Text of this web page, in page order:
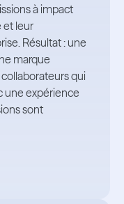
à impact
et leur
Résultat : une
marque
qui
une expérience
sont